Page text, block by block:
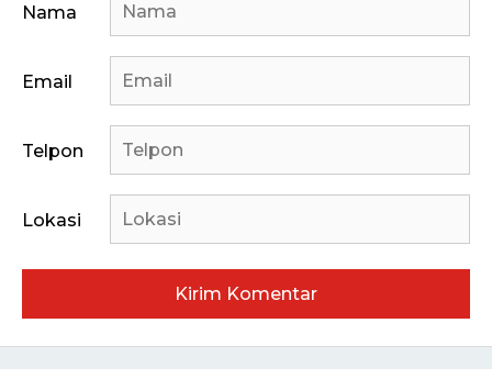
Nama
Email
Telpon
Lokasi